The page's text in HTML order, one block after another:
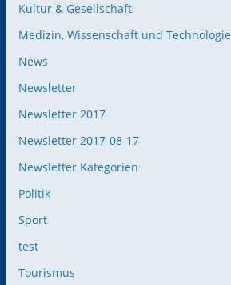
Kultur & Gesellschaft
Medizin, Wissenschaft und Technologie
News
Newsletter
Newsletter 2017
Newsletter 2017-08-17
Newsletter Kategorien
Politik
Sport
test
Tourismus